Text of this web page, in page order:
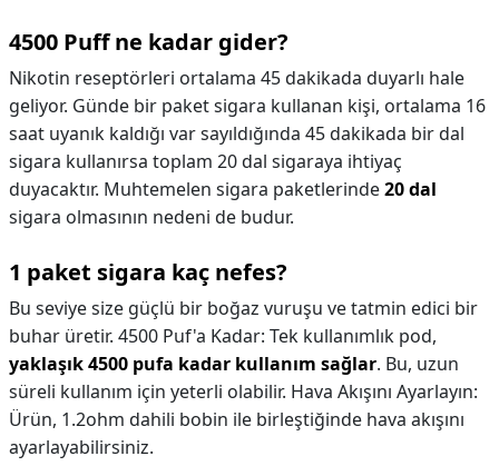
4500 Puff ne kadar gider?
Nikotin reseptörleri ortalama 45 dakikada duyarlı hale
geliyor. Günde bir paket sigara kullanan kişi, ortalama 16
saat uyanık kaldığı var sayıldığında 45 dakikada bir dal
sigara kullanırsa toplam 20 dal sigaraya ihtiyaç
duyacaktır. Muhtemelen sigara paketlerinde20 dal
sigara olmasının nedeni de budur.
1 paket sigara kaç nefes?
Bu seviye size güçlü bir boğaz vuruşu ve tatmin edici bir
buhar üretir. 4500 Puf'a Kadar: Tek kullanımlık pod,
yaklaşık 4500 pufa kadar kullanım sağlar. Bu, uzun
süreli kullanım için yeterli olabilir. Hava Akışını Ayarlayın:
Ürün, 1.2ohm dahili bobin ile birleştiğinde hava akışını
ayarlayabilirsiniz.